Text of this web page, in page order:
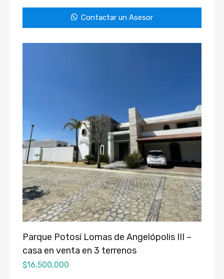
Contactar un Asesor
Parque Potosí Lomas de Angelópolis III –
casa en venta en 3 terrenos
$16,500,000